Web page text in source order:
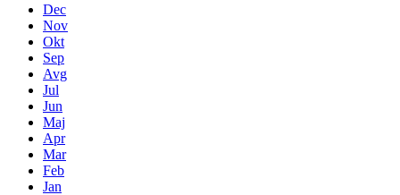
Dec
Nov
Okt
Sep
Avg
Jul
Jun
Maj
Apr
Mar
Feb
Jan